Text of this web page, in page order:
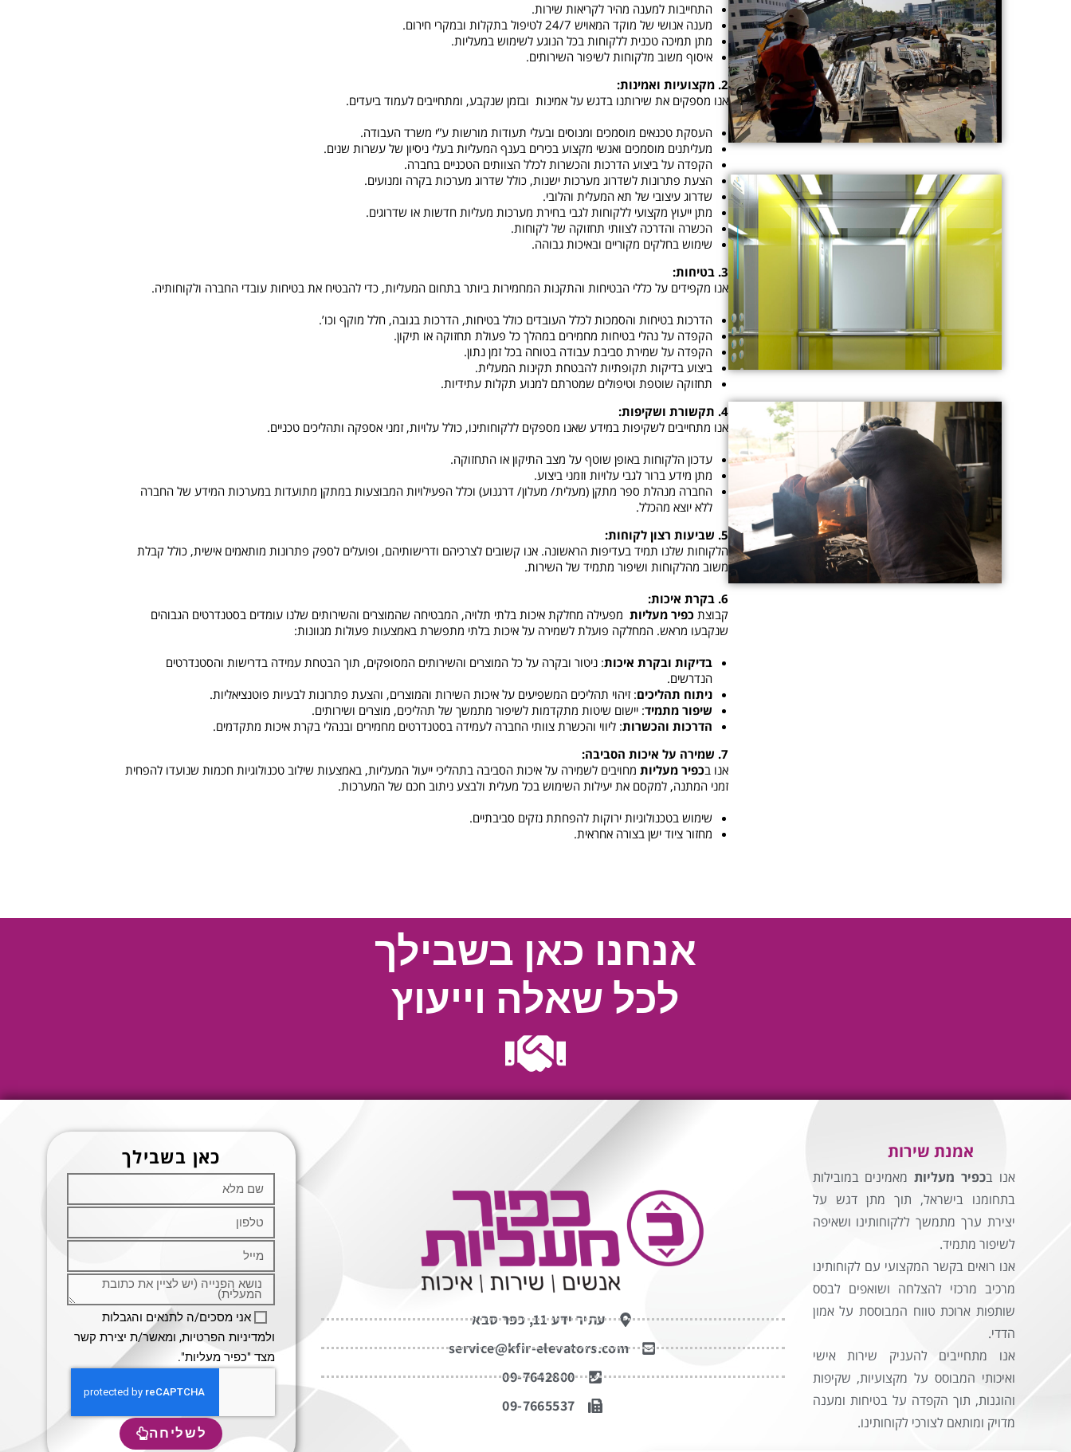
התחייבות למענה מהיר לקריאות שירות.
מענה אנושי של מוקד המאויש 24/7 לטיפול בתקלות ובמקרי חירום.
מתן תמיכה טכנית ללקוחות בכל הנוגע לשימוש במעליות.
איסוף משוב מלקוחות לשיפור השירותים.
2. מקצועיות ואמינות:
אנו מספקים את שירותנו בדגש על אמינות ובזמן שנקבע, ומתחייבים לעמוד ביעדים.
העסקת טכנאים מוסמכים ומנוסים ובעלי תעודות מורשות ע”י משרד העבודה.
מעליתנים מוסמכים ואנשי מקצוע בכירים בענף המעליות בעלי ניסיון של עשרות שנים.
הקפדה על ביצוע הדרכות והכשרות לכלל הצוותים הטכניים בחברה.
הצעת פתרונות לשדרוג מערכות ישנות, כולל שדרוג מערכות בקרה ומנועים.
שדרוג עיצובי של תא המעלית והלובי.
מתן ייעוץ מקצועי ללקוחות לגבי בחירת מערכות מעליות חדשות או שדרוגים.
הכשרה והדרכה לצוותי תחזוקה של לקוחות.
שימוש בחלקים מקוריים ובאיכות גבוהה.
3. בטיחות:
אנו מקפידים על כללי הבטיחות והתקנות המחמירות ביותר בתחום המעליות, כדי להבטיח את בטיחות עובדי החברה ולקוחותיה.
הדרכות בטיחות והסמכות לכלל העובדים כולל בטיחות, הדרכות בגובה, חלל מוקף וכו’.
הקפדה על נהלי בטיחות מחמירים במהלך כל פעולת תחזוקה או תיקון.
הקפדה על שמירת סביבת עבודה בטוחה בכל זמן נתון.
ביצוע בדיקות תקופתיות להבטחת תקינות המעלית.
תחזוקה שוטפת וטיפולים שמטרתם למנוע תקלות עתידיות.
4. תקשורת ושקיפות:
אנו מתחייבים לשקיפות במידע שאנו מספקים ללקוחותינו, כולל עלויות, זמני אספקה ותהליכים טכניים.
עדכון הלקוחות באופן שוטף על מצב התיקון או התחזוקה.
מתן מידע ברור לגבי עלויות וזמני ביצוע.
החברה מנהלת ספר מתקן (מעלית/ מעלון/ דרגנוע) וכלל הפעילויות המבוצעות במתקן מתועדות במערכות המידע של החברה
ללא יוצא מהכלל.
5. שביעות רצון לקוחות:
הלקוחות שלנו תמיד בעדיפות הראשונה. אנו קשובים לצרכיהם ודרישותיהם, ופועלים לספק פתרונות מותאמים אישית, כולל קבלת
משוב מהלקוחות ושיפור מתמיד של השירות.
6. בקרת איכות:
קבוצת כפיר מעליות מפעילה מחלקת איכות בלתי תלויה, המבטיחה שהמוצרים והשירותים שלנו עומדים בסטנדרטים הגבוהים
שנקבעו מראש. המחלקה פועלת לשמירה על איכות בלתי מתפשרת באמצעות פעולות מגוונות:
בדיקות ובקרת איכות: ניטור ובקרה על כל המוצרים והשירותים המסופקים, תוך הבטחת עמידה בדרישות והסטנדרטים
הנדרשים.
ניתוח תהליכים: זיהוי תהליכים המשפיעים על איכות השירות והמוצרים, והצעת פתרונות לבעיות פוטנציאליות.
שיפור מתמיד: יישום שיטות מתקדמות לשיפור מתמשך של תהליכים, מוצרים ושירותים.
הדרכות והכשרות: ליווי והכשרת צוותי החברה לעמידה בסטנדרטים מחמירים ובנהלי בקרת איכות מתקדמים.
7. שמירה על איכות הסביבה:
אנו בכפיר מעליותמחויבים לשמירה על איכות הסביבה בתהליכי ייעול המעליות, באמצעות שילוב טכנולוגיות חכמות שנועדו להפחית
זמני המתנה, למקסם את יעילות השימוש בכל מעלית ולבצע ניתוב חכם של המערכות.
שימוש בטכנולוגיות ירוקות להפחתת נזקים סביבתיים.
מחזור ציוד ישן בצורה אחראית.
אנחנו כאן בשבילך
לכל שאלה וייעוץ
אמנת שירות
אנו בכפיר מעליות מאמינים במובילות
בתחומנו בישראל, תוך מתן דגש על
יצירת ערך מתמשך ללקוחותינו ושאיפה
לשיפור מתמיד.
אנו רואים בקשר המקצועי עם לקוחותינו
מרכיב מרכזי להצלחה ושואפים לבסס
שותפות ארוכת טווח המבוססת על אמון
הדדי.
אנו מתחייבים להעניק שירות אישי
ואיכותי המבוסס על מקצועיות, שקיפות
והוגנות, תוך הקפדה על בטיחות ומענה
מדויק ומותאם לצורכי לקוחותינו.
עתיר ידע 11, כפר סבא
service@kfir-elevators.com
09-7642800
09-7665537
כאן בשבילך
אני מסכים/ה לתנאים והגבלות
ולמדיניות הפרטיות, ומאשר/ת יצירת קשר
מצד "כפיר מעליות".
לשליחה